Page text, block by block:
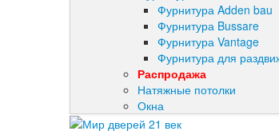
Фурнитура Adden bau
Фурнитура Bussare
Фурнитура Vantage
Фурнитура для
Распродажа
Натяжные потолки
Окна